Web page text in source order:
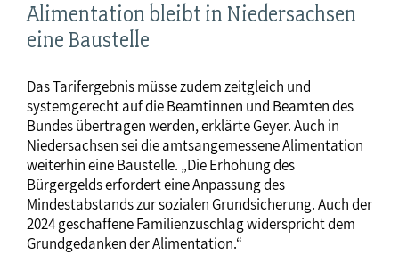
Alimentation bleibt in Niedersachsen
eine Baustelle
Das Tarifergebnis müsse zudem zeitgleich und
systemgerecht auf die Beamtinnen und Beamten des
Bundes übertragen werden, erklärte Geyer. Auch in
Niedersachsen sei die amtsangemessene Alimentation
weiterhin eine Baustelle. „Die Erhöhung des
Bürgergelds erfordert eine Anpassung des
Mindestabstands zur sozialen Grundsicherung. Auch der
2024 geschaffene Familienzuschlag widerspricht dem
Grundgedanken der Alimentation.“